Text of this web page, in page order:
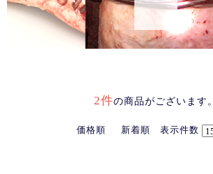
2件の商品がございます。
価格順 新着順 表示件数